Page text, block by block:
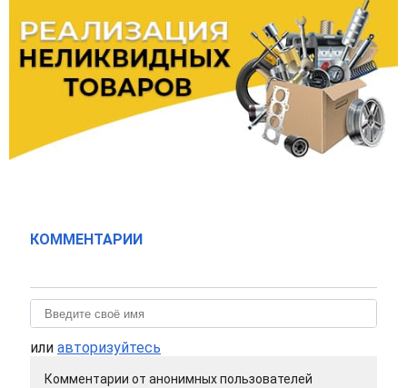
КОММЕНТАРИИ
или авторизуйтесь
Комментарии от анонимных пользователей